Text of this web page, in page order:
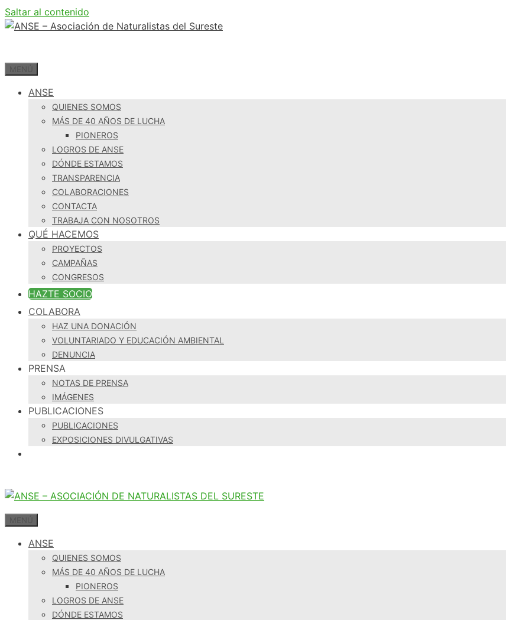
Saltar al contenido
ANSE
QUIENES SOMOS
MÁS DE 40 AÑOS DE LUCHA
PIONEROS
LOGROS DE ANSE
DÓNDE ESTAMOS
TRANSPARENCIA
COLABORACIONES
CONTACTA
TRABAJA CON NOSOTROS
QUÉ HACEMOS
PROYECTOS
CAMPAÑAS
CONGRESOS
HAZTE SOCIO
COLABORA
HAZ UNA DONACIÓN
VOLUNTARIADO Y EDUCACIÓN AMBIENTAL
DENUNCIA
PRENSA
NOTAS DE PRENSA
IMÁGENES
PUBLICACIONES
PUBLICACIONES
EXPOSICIONES DIVULGATIVAS
ANSE
QUIENES SOMOS
MÁS DE 40 AÑOS DE LUCHA
PIONEROS
LOGROS DE ANSE
DÓNDE ESTAMOS